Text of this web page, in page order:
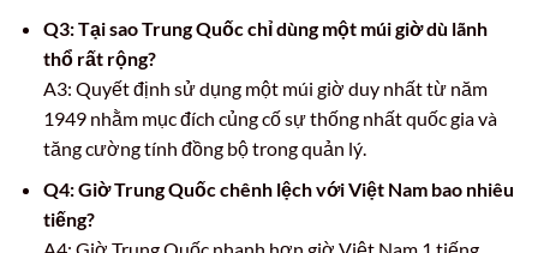
Q3: Tại sao Trung Quốc chỉ dùng một múi giờ dù lãnh
thổ rất rộng?
A3: Quyết định sử dụng một múi giờ duy nhất từ năm
1949 nhằm mục đích củng cố sự thống nhất quốc gia và
tăng cường tính đồng bộ trong quản lý.
Q4: Giờ Trung Quốc chênh lệch với Việt Nam bao nhiêu
tiếng?